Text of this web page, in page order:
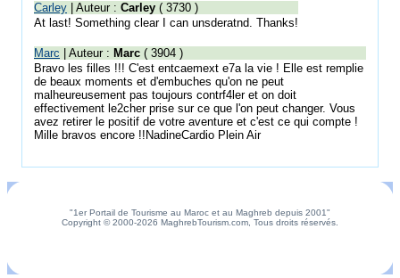
Carley | Auteur : Carley ( 3730 )
At last! Something clear I can unsderatnd. Thanks!
Marc | Auteur : Marc ( 3904 )
Bravo les filles !!! C'est entcaemext e7a la vie ! Elle est remplie
de beaux moments et d'embuches qu'on ne peut
malheureusement pas toujours contrf4ler et on doit
effectivement le2cher prise sur ce que l'on peut changer. Vous
avez retirer le positif de votre aventure et c'est ce qui compte !
Mille bravos encore !!NadineCardio Plein Air
"1er Portail de Tourisme au Maroc et au Maghreb depuis 2001"
Copyright © 2000-2026 MaghrebTourism.com, Tous droits réservés.